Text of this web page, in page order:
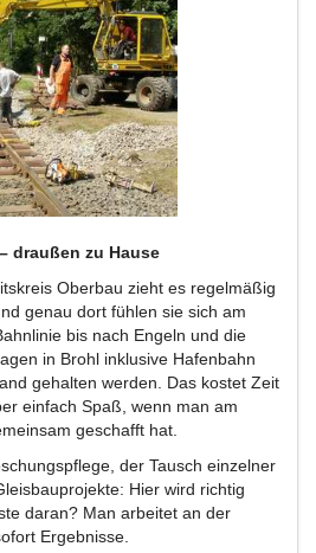
draußen zu Hause
Oberbau zieht es regelmäßig
genau dort fühlen sie sich am
bis nach Engeln und die
in Brohl inklusive Hafenbahn
gehalten werden. Das kostet Zeit
einfach Spaß, wenn man am
geschafft hat.
der Tausch einzelner
Hier wird richtig
daran? Man arbeitet an der
Ergebnisse.